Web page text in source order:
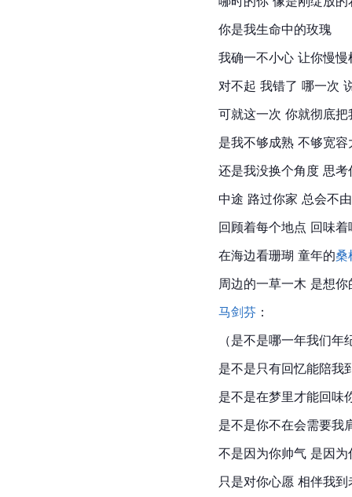
你是我生命中的玫瑰
我确一不小心 让你慢慢
对不起 我错了 哪一次
可就这一次 你就彻底把
是我不够成熟 不够宽容
还是我没换个角度 思考
中途 路过你家 总会不
回顾着每个地点 回味着
在海边看珊瑚 童年的桑
周边的一草一木 是想你
马剑芬 ：
（是不是哪一年我们年
是不是只有回忆能陪我
是不是在梦里才能回味
是不是你不在会需要我
不是因为你帅气 是因为
只是对你心愿 相伴我到